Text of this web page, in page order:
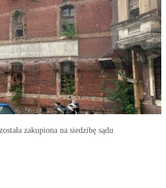
zakupiona na siedzibę sądu